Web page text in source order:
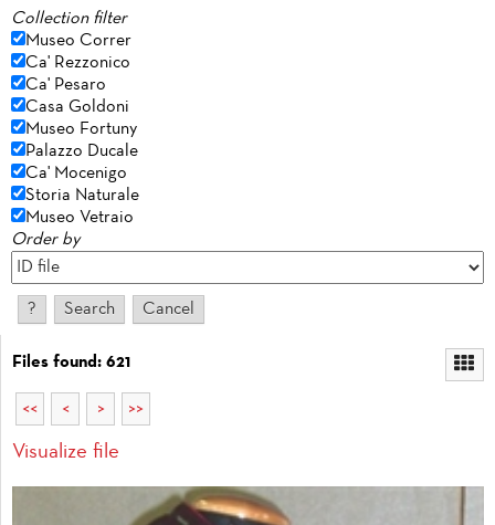
Collection filter
Museo Correr
Ca' Rezzonico
Ca' Pesaro
Casa Goldoni
Museo Fortuny
Palazzo Ducale
Ca' Mocenigo
Storia Naturale
Museo Vetraio
Order by
Files found: 621
<< < > >>
Visualize file